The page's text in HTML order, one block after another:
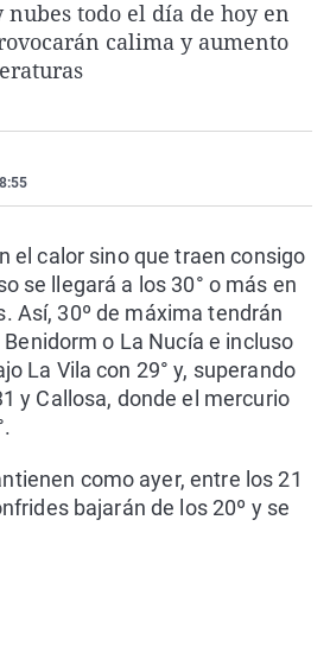
La rosa de los vientos
Gente viajera
Caso
Retornados
Extremadura
Galicia
Virales
Televisión
nubes todo el día de hoy en
calima y aumento
el calor sino que traen consigo
se llegará a los 30° o más en
Así, 30º de máxima tendrán
Benidorm o La Nucía e incluso
La Vila con 29° y, superando
y Callosa, donde el mercurio
como ayer, entre los 21
bajarán de los 20º y se